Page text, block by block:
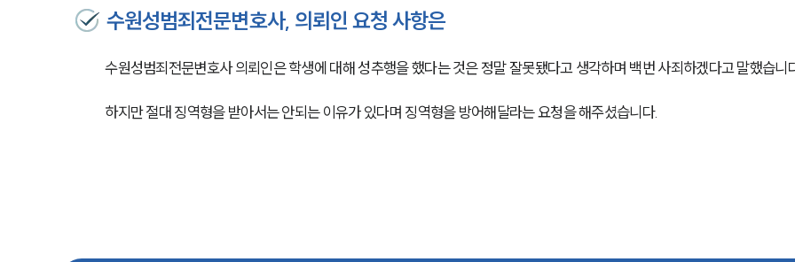
수원성범죄전문변호사, 의뢰인 요청 사항은
수원성범죄전문변호사 의뢰인은 학생에 대해 성추행을 했다는 것은 정말 잘못됐다고 생각하며 백번 사죄하겠다고 말했습니
하지만 절대 징역형을 받아서는 안되는 이유가 있다며 징역형을 방어해달라는 요청을 해주셨습니다.